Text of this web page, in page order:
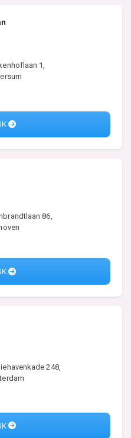
1,
86,
248,